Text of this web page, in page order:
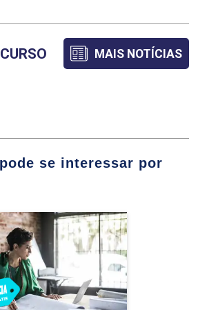
E GEOMETRIA
75
DE LIMA
VIEIRA
DE SOUZA
MAIS NOTÍCIAS
se interessar por
e Urbanismo
Detalhes do curso